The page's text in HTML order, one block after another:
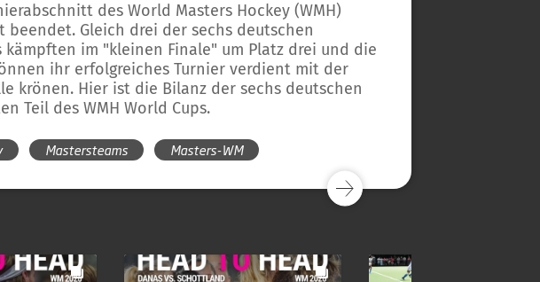
des World Masters Hockey (WMH)
beendet. Gleich drei der sechs deutschen
kämpften im "kleinen Finale" um Platz drei und die
ihr erfolgreiches Turnier verdient mit der
krönen. Hier ist die Bilanz der sechs deutschen
Teil des WMH World Cups.
Mastersteams Masters-WM